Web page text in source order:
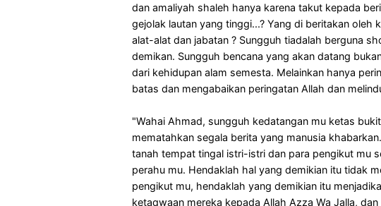
dan amaliyah shaleh hanya karena takut kepada
gejolak lautan yang tinggi...? Yang di beritakan oleh
alat-alat dan jabatan ? Sungguh tiadalah berguna
demikan. Sungguh bencana yang akan datang
dari kehidupan alam semesta. Melainkan hanya
batas dan mengabaikan peringatan Allah dan
"Wahai Ahmad, sungguh kedatangan mu ketas
mematahkan segala berita yang manusia
tanah tempat tingal istri-istri dan para pengikut mu
perahu mu. Hendaklah hal yang demikian itu tidak
pengikut mu, hendaklah yang demikian itu
ketaqwaan mereka kepada Allah Azza Wa Jalla,